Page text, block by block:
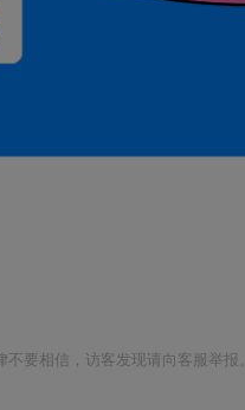
要相信，访客发现请向客服举报。